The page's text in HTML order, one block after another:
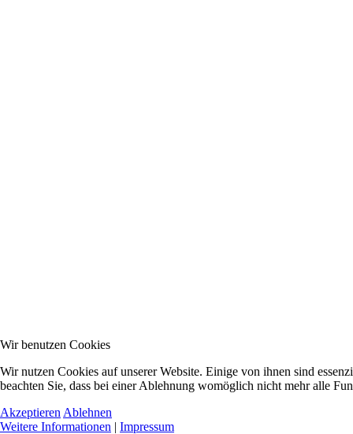
Wir benutzen Cookies
Wir nutzen Cookies auf unserer Website. Einige von ihnen sind
beachten Sie, dass bei einer Ablehnung womöglich nicht mehr alle
Akzeptieren Ablehnen
Weitere Informationen | Impressum